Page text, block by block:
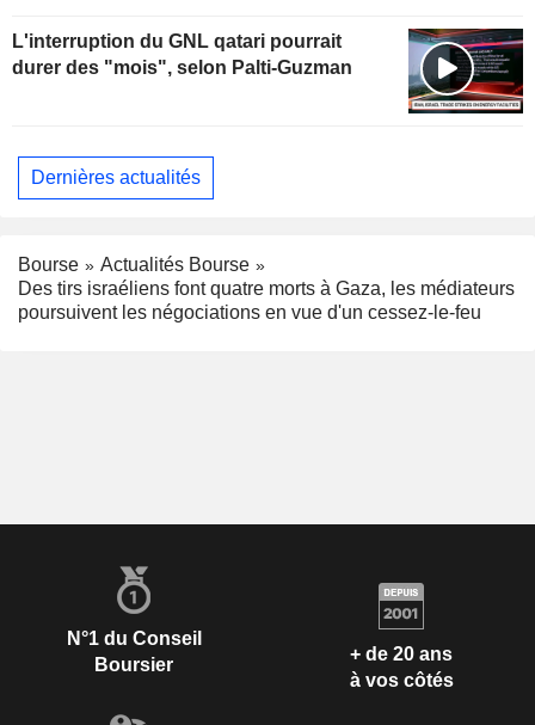
L'interruption du GNL qatari pourrait
durer des "mois", selon Palti-Guzman
Dernières actualités
Bourse
Actualités Bourse
Des tirs israéliens font quatre morts à Gaza, les médiateurs
poursuivent les négociations en vue d'un cessez-le-feu
N°1 du Conseil
Boursier
+ de 20 ans
à vos côtés